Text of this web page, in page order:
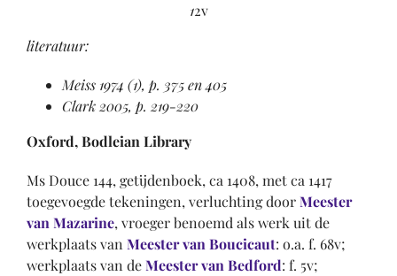
12v
literatuur:
Meiss 1974 (1), p. 375 en 405
Clark 2005, p. 219-220
Oxford, Bodleian Library
Ms Douce 144, getijdenboek, ca 1408, met ca 1417
toegevoegde tekeningen, verluchting doorMeester
van Mazarine, vroeger benoemd als werk uit de
werkplaats van Meester van Boucicaut: o.a. f. 68v;
werkplaats van deMeester van Bedford: f. 5v;